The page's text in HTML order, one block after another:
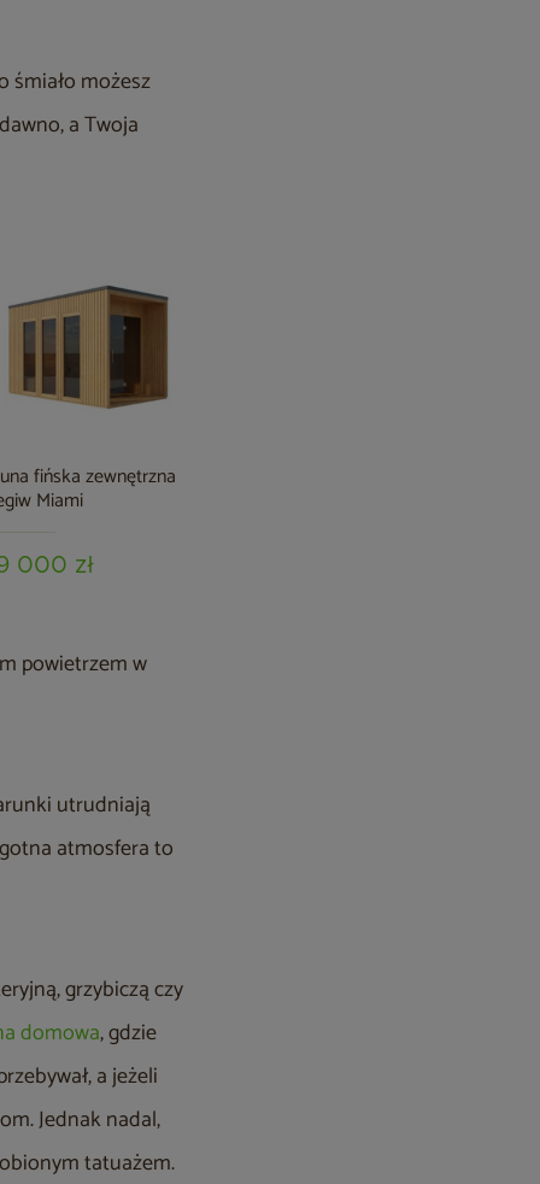
śmiało możesz
a Twoja
fińska zewnętrzna
Miami
000 zł
powietrzem w
utrudniają
atmosfera to
grzybiczą czy
domowa, gdzie
a jeżeli
Jednak nadal,
tatuażem.